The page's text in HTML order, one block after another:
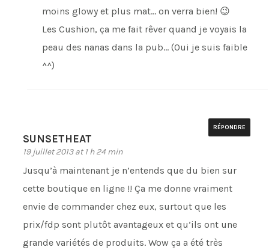
moins glowy et plus mat… on verra bien! 😉
Les Cushion, ça me fait rêver quand je voyais la
peau des nanas dans la pub… (Oui je suis faible
^^)
SUNSETHEAT
19 juillet 2013 at 1 h 24 min
RÉPONDRE
Jusqu’à maintenant je n’entends que du bien sur
cette boutique en ligne !! Ça me donne vraiment
envie de commander chez eux, surtout que les
prix/fdp sont plutôt avantageux et qu’ils ont une
grande variétés de produits. Wow ça a été très